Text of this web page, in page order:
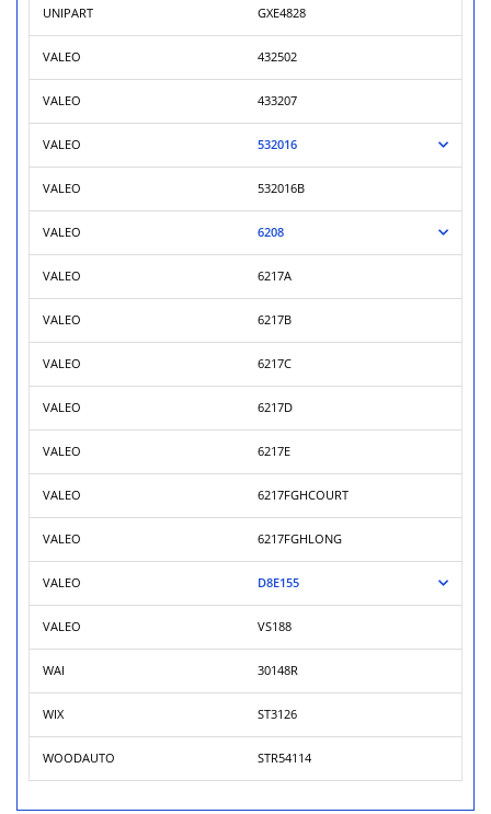
UNIPART GXE4828
VALEO 432502
VALEO 433207
VALEO 532016
VALEO 532016B
VALEO 6208
VALEO 6217A
VALEO 6217B
VALEO 6217C
VALEO 6217D
VALEO 6217E
VALEO 6217FGHCOURT
VALEO 6217FGHLONG
VALEO D8E155
VALEO VS188
WAI 30148R
WIX ST3126
WOODAUTO STR54114